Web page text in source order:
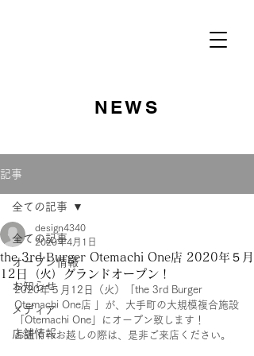
NEWS
記事
全ての記事
オープン情報
お知らせ
メディア
店舗情報
全ての記事
the 3rd Burger Otemachi One店 2020年５月
12日（火）グランドオープン！
design4340
2020年4月1日
2020年５月12日（火）「the 3rd Burger
Otemachi One店 」が、大手町の大規模複合施設
「Otemachi One」にオープン致します！
お近くへお越しの際は、是非ご来店ください。